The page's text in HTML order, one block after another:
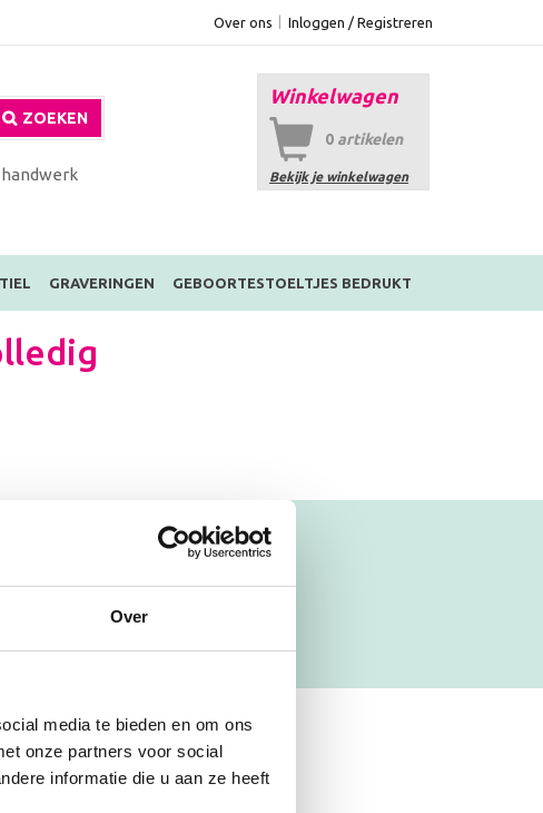
Over
media te bieden en om ons
onze partners voor social
informatie die u aan ze heeft
Over ons Inloggen / Registreren
Winkelwagen
0 artikelen
Bekijk je winkelwagen
ZOEKEN
handwerk
GRAVERINGEN GEBOORTESTOELTJES BEDRUKT
MET NAAM